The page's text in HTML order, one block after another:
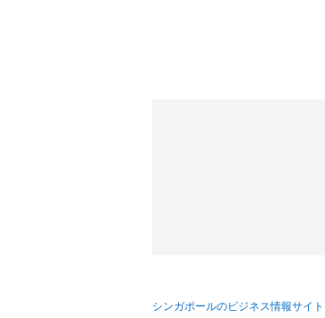
シンガポールのビジネス情報サイ